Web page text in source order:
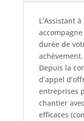
L’Assistant
durée de
achèvement.
Depuis la
d’appel
entreprises
chantier
efficaces